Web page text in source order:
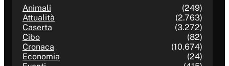
Animali
(249)
Attualità
(2.763)
Caserta
(3.272)
Cibo
(82)
Cronaca
(10.674)
Economia
(24)